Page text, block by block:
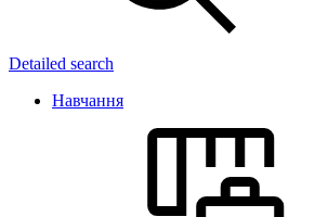
Detailed search
Навчання